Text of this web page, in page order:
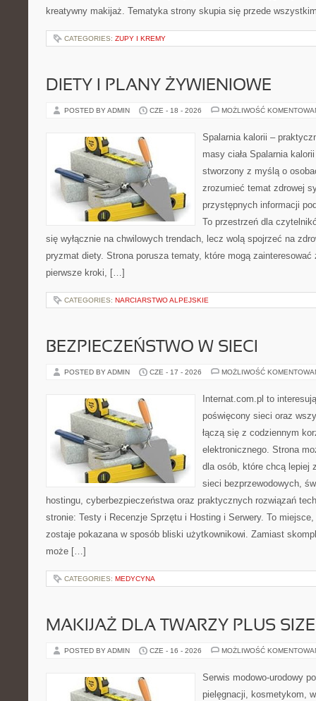
kreatywny makijaż. Tematyka strony skupia się przede
CATEGORIES: ZUPY I KREMY
DIETY I PLANY ŻYWIENIOWE
POSTED BY ADMIN CZE - 18 - 2026 MOŻLIWOŚĆ
Spalarnia kalorii –
masy ciała Spalarnia
stworzony z myślą o
zrozumieć temat zdrowej
przystępnych informacji
To przestrzeń dla
się wyłącznie na chwilowych trendach, lecz wolą spojrzeć na
pryzmat diety. Strona porusza tematy, które mogą zainteresować
pierwsze kroki, […]
CATEGORIES: NARCIARSTWO ALPEJSKIE
BEZPIECZEŃSTWO W SIECI
POSTED BY ADMIN CZE - 17 - 2026 MOŻLIWOŚĆ
Internat.com.pl to
poświęcony sieci oraz
łączą się z codziennym
elektronicznego. Strona
dla osób, które chcą lepiej
sieci bezprzewodowych,
hostingu, cyberbezpieczeństwa oraz praktycznych rozwiązań
stronie: Testy i Recenzje Sprzętu i Hosting i Serwery. To
zostaje pokazana w sposób bliski użytkownikowi. Zamiast
może […]
CATEGORIES: MEDYCYNA
MAKIJAŻ DLA TWARZY PLUS SIZE
POSTED BY ADMIN CZE - 16 - 2026 MOŻLIWOŚĆ
Serwis modowo-urodowy
pielęgnacji, kosmetykom,